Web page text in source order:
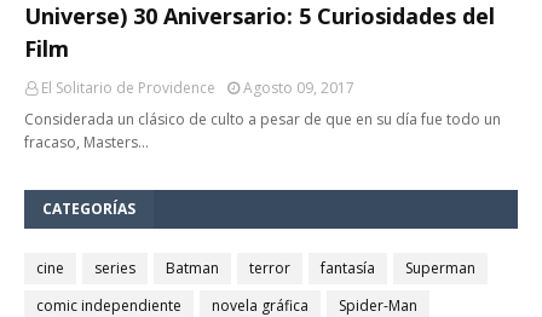
Universe) 30 Aniversario: 5 Curiosidades del
Film
El Solitario de Providence
Agosto 09, 2017
Considerada un clásico de culto a pesar de que en su día fue todo un
fracaso, Masters…
CATEGORÍAS
cine series Batman terror fantasía
Superman
comic independiente
novela gráfica
Spider-Man